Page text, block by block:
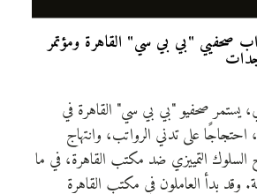
صحفيي "بي بي سي" القاهرة ومؤتمر
يستمر صحفيو "بي بي سي" القاهرة في
على تدني الرواتب، وانتهاج
السلوك التمييزي ضد مكتب القاهرة، في ما
وقد بدأ العاملون في مكتب القاهرة